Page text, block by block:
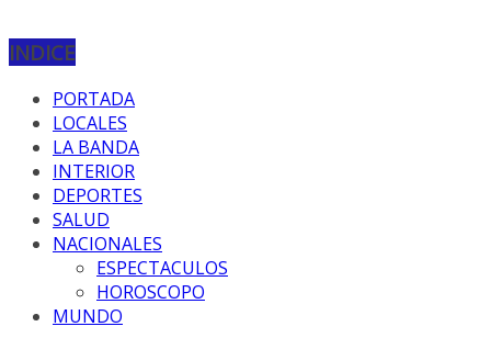
INDICE
PORTADA
LOCALES
LA BANDA
INTERIOR
DEPORTES
SALUD
NACIONALES
ESPECTACULOS
HOROSCOPO
MUNDO